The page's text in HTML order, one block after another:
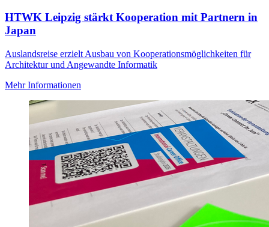
HTWK Leipzig stärkt Kooperation mit Partnern in
Japan
Auslandsreise erzielt Ausbau von Kooperationsmöglichkeiten für
Architektur und Angewandte Informatik
Mehr Informationen